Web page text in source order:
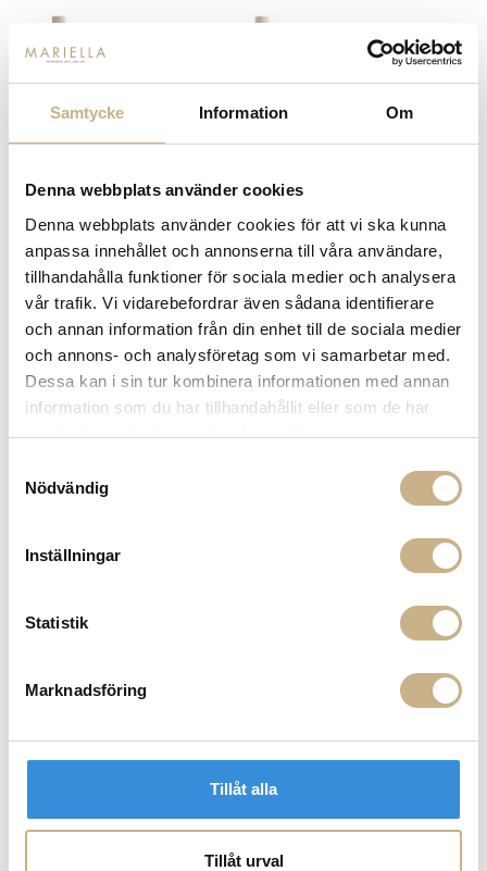
Samtycke Information Om
Denna webbplats använder cookies
Denna webbplats använder cookies för att vi ska kunna
anpassa innehållet och annonserna till våra användare,
tillhandahålla funktioner för sociala medier och analysera
vår trafik. Vi vidarebefordrar även sådana identifierare
och annan information från din enhet till de sociala medier
och annons- och analysföretag som vi samarbetar med.
Dessa kan i sin tur kombinera informationen med annan
information som du har tillhandahållit eller som de har
samlat in när du har använt deras tjänster.
Nödvändig
Inställningar
Statistik
Marknadsföring
Tillåt alla
Tillåt urval
Peacock blue Dusty pink
Lagerstatus: Beställningsvara
Leverans inom 3-5 arbetsdagar på lagervaror
Få10% välkomstrabattnär du registrerar dig för vårt
nyhetsbrev
Fri frakt på mindra varor vid köp över 1000:-
900:- i frakt vid köp av större möbler
Hämta i butik
FRÅGA OSS OM PRODUKTEN